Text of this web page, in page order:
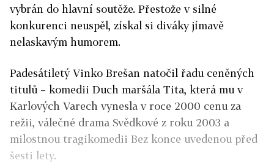
vybrán do hlavní soutěže. Přestože v silné
konkurenci neuspěl, získal si diváky jímavě
nelaskavým humorem.
Padesátiletý Vinko Brešan natočil řadu ceněných
titulů – komedii Duch maršála Tita, která mu v
Karlových Varech vynesla v roce 2000 cenu za
režii, válečné drama Svědkové z roku 2003 a
milostnou tragikomedii Bez konce uvedenou před
šesti lety.